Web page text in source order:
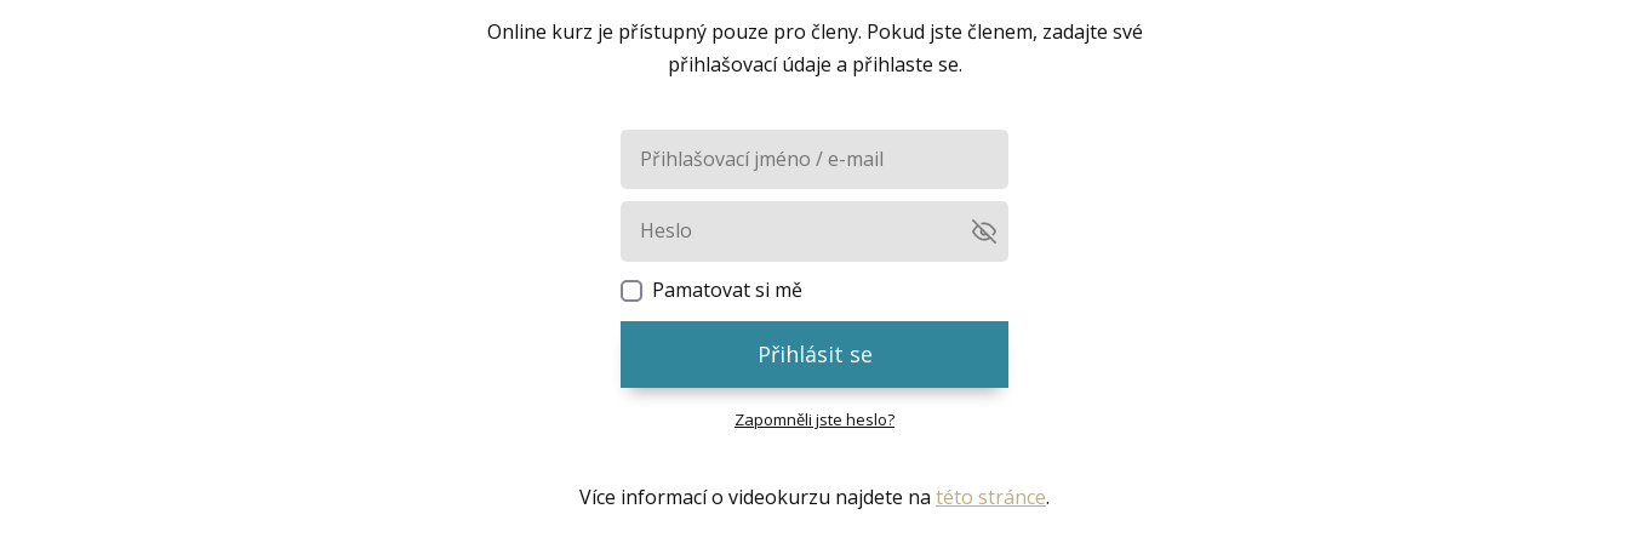
Online kurz je přístupný pouze pro členy. Pokud jste členem, zadajte své
přihlašovací údaje a přihlaste se.
Pamatovat si mě
Přihlásit se
Zapomněli jste heslo?
Více informací o videokurzu najdete na této stránce.